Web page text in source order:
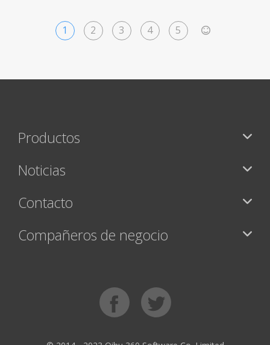
1 2 3 4 5
Productos
Noticias
Contacto
Compañeros de negocio